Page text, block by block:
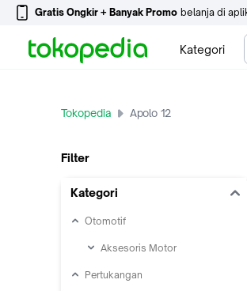
Gratis Ongkir + Banyak Promo belanja di
Kategori
Tokopedia Apolo 12
Filter
Kategori
Otomotif
Aksesoris Motor
Pertukangan